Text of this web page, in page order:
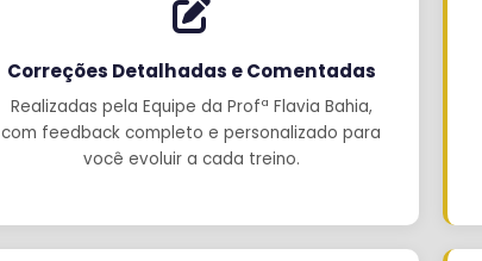
Correções Detalhadas e Comentadas
Realizadas pela Equipe da Profª Flavia Bahia,
com feedback completo e personalizado para
você evoluir a cada treino.